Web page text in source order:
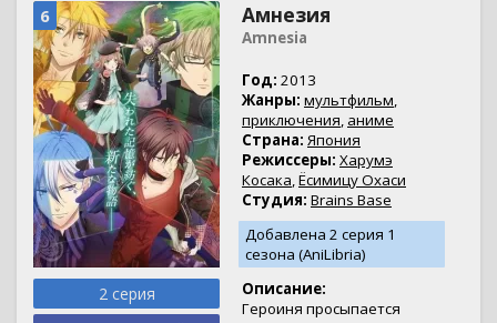
6
2 серия
Амнезия
Amnesia
Год: 2013
Жанры: мультфильм,
приключения, аниме
Страна: Япония
Режиссеры: Харумэ
Косака,Ёсимицу Охаси
Студия: Brains Base
Добавлена 2 серия 1
сезона (AniLibria)
Описание:
Героиня просыпается